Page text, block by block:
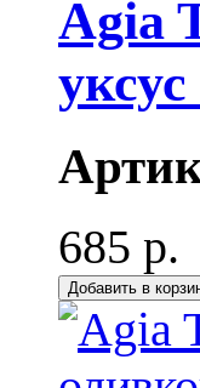
Agia
685 р.
Добавить в